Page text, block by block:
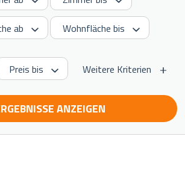
Weitere Kriterien
ANZEIGEN